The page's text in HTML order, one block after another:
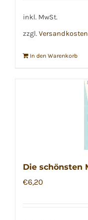
inkl. MwSt.
zzgl. Versandkosten
In den Warenkorb
Die schönsten
€6,20